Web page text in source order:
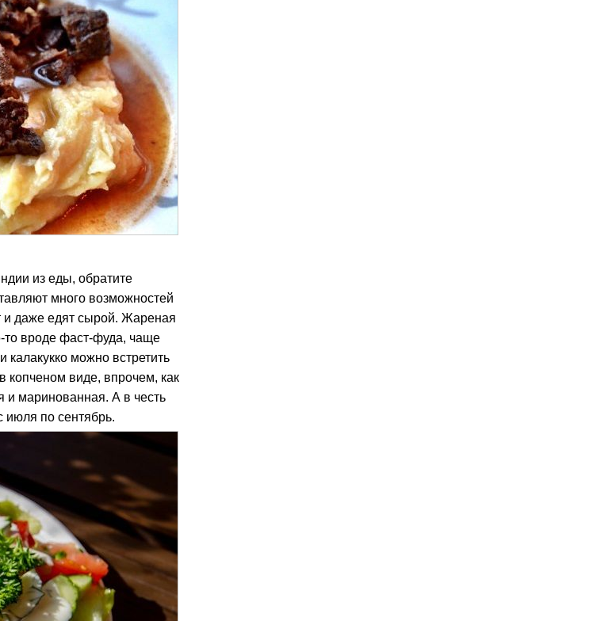
из еды, обратите
много возможностей
и даже едят сырой. Жареная
то вроде фаст-фуда, чаще
можно встретить
копченом виде, впрочем, как
и маринованная. А в честь
июля по сентябрь.